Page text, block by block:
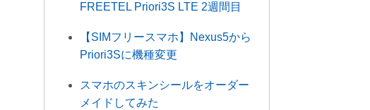
FREETEL Priori3S LTE 2週間目
【SIMフリースマホ】Nexus5から
Priori3Sに機種変更
スマホのスキンシールをオーダー
メイドしてみた